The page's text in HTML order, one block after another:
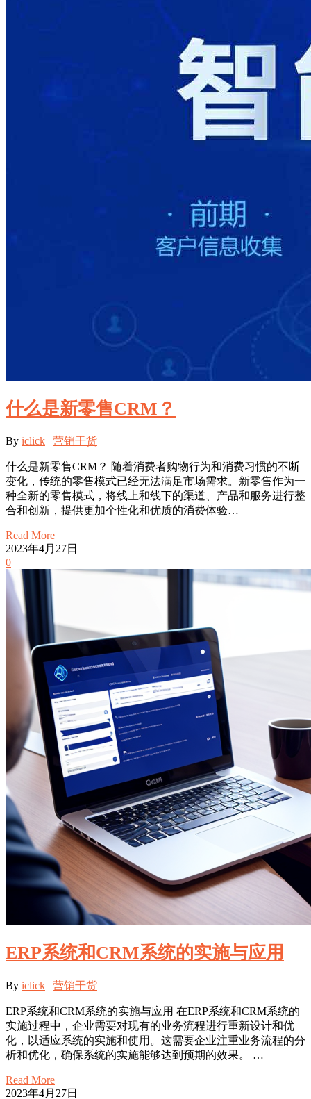
什么是新零售CRM？
By iclick | 营销干货
什么是新零售CRM？ 随着消费者购物行为和消费习惯的不断
变化，传统的零售模式已经无法满足市场需求。新零售作为一
种全新的零售模式，将线上和线下的渠道、产品和服务进行整
合和创新，提供更加个性化和优质的消费体验…
Read More
2023年4月27日
0
ERP系统和CRM系统的实施与应用
By iclick | 营销干货
ERP系统和CRM系统的实施与应用 在ERP系统和CRM系统的
实施过程中，企业需要对现有的业务流程进行重新设计和优
化，以适应系统的实施和使用。这需要企业注重业务流程的分
析和优化，确保系统的实施能够达到预期的效果。 …
Read More
2023年4月27日